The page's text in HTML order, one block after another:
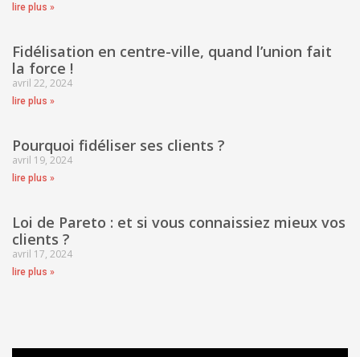
lire plus »
Fidélisation en centre-ville, quand l’union fait
la force !
avril 22, 2024
lire plus »
Pourquoi fidéliser ses clients ?
avril 19, 2024
lire plus »
Loi de Pareto : et si vous connaissiez mieux vos
clients ?
avril 17, 2024
lire plus »